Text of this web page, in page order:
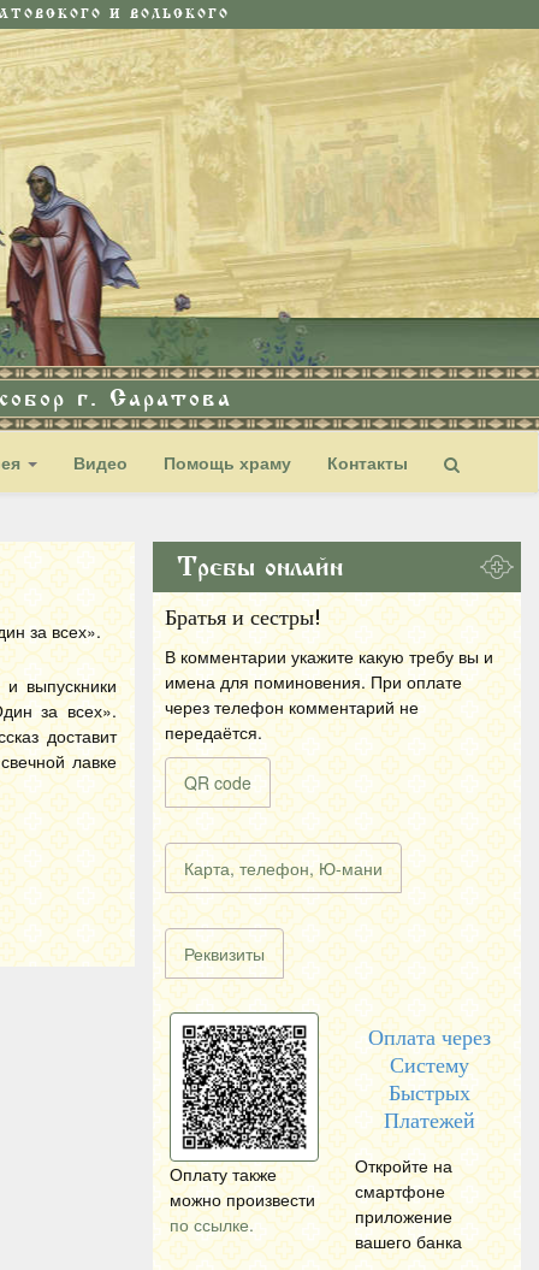
И ВОЛЬСКОГО
г. Саратова
Видео Помощь храму Контакты
за всех».
выпускники
за всех».
доставит
лавке
Требы онлайн
Братья и сестры!
В комментарии укажите какую требу вы и
имена для поминовения. При оплате
через телефон комментарий не
передаётся.
QR code
Карта, телефон, Ю-мани
Реквизиты
Оплату также
можно произвести
по ссылке.
Оплата через
Систему
Быстрых
Платежей
Откройте на
смартфоне
приложение
вашего банка